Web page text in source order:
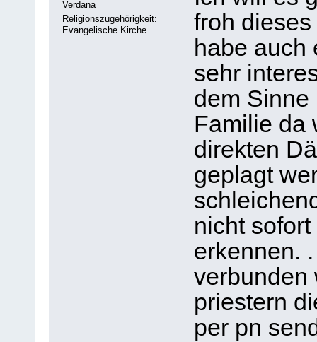
Verdana
Religionszugehörigkeit:
Evangelische Kirche
froh
habe auch
sehr
dem Sinne
Familie da
direkten
geplagt
nicht
erkennen.
verbunden
priestern
per pn